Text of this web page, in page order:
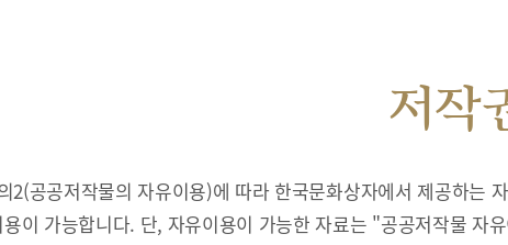
저작
2(공공저작물의 자유이용)에 따라 한국문화상자에서 제공하는
이 가능합니다. 단, 자유이용이 가능한 자료는 "공공저작물